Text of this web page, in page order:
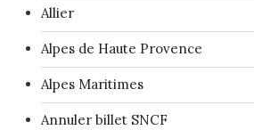
Allier
Alpes de Haute Provence
Alpes Maritimes
Annuler billet SNCF